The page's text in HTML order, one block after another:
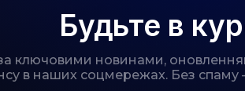
Будьте в
ключовими новинами,
в наших соцмережах. Без спаму